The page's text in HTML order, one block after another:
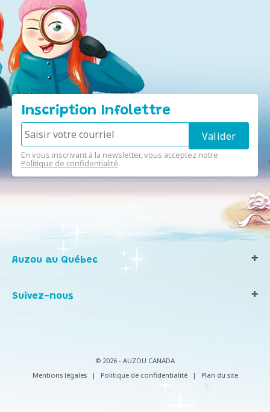
Inscription Infolettre
En vous inscrivant à la newsletter, vous acceptez notre
Politique de confidentialité.
Auzou au Québec
Notre histoire
Infos consommateurs
Suivez-nous
© 2026 - AUZOU CANADA
Mentions légales
| Politique de confidentialité | Plan du site